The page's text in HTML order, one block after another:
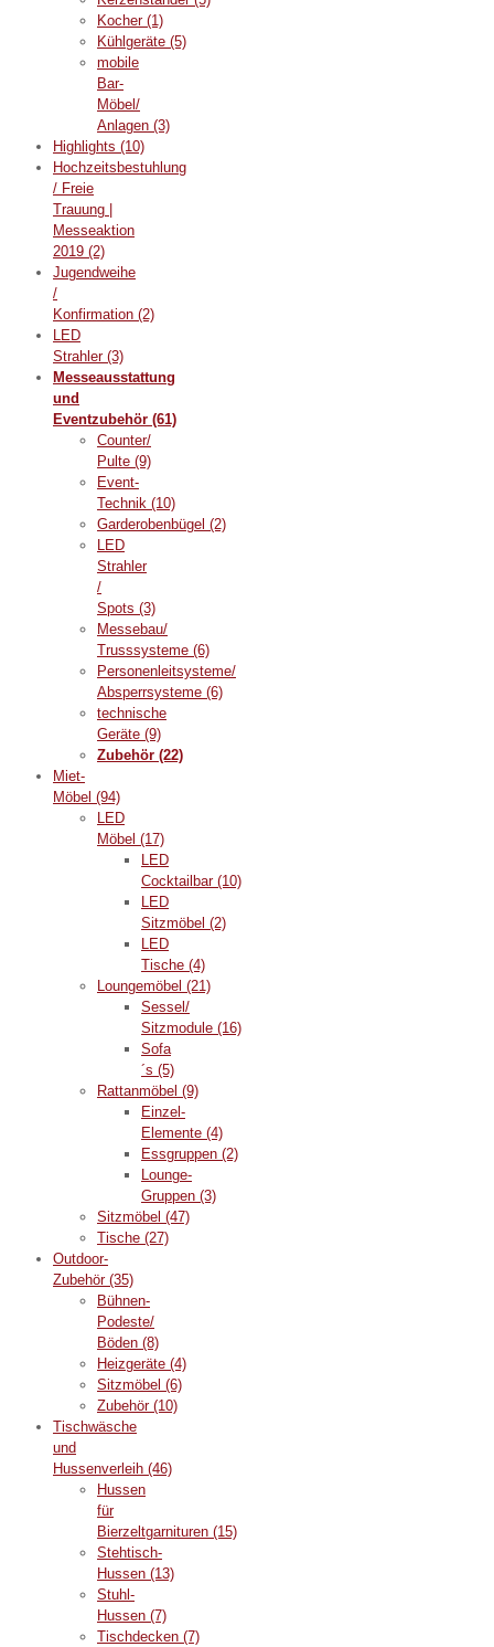
Kocher (1)
Kühlgeräte (5)
mobile
Bar-
Möbel/
Anlagen (3)
Highlights (10)
Hochzeitsbestuhlung
/ Freie
Trauung |
Messeaktion
2019 (2)
Jugendweihe
/
Konfirmation (2)
LED
Strahler (3)
Messeausstattung
und
Eventzubehör (61)
Counter/
Pulte (9)
Event-
Technik (10)
Garderobenbügel (2)
LED
Strahler
/
Spots (3)
Messebau/
Trusssysteme (6)
Personenleitsysteme/
Absperrsysteme (6)
technische
Geräte (9)
Zubehör (22)
Miet-
Möbel (94)
LED
Möbel (17)
LED
Cocktailbar (10)
LED
Sitzmöbel (2)
LED
Tische (4)
Loungemöbel (21)
Sessel/
Sitzmodule (16)
Sofa
´s (5)
Rattanmöbel (9)
Einzel-
Elemente (4)
Essgruppen (2)
Lounge-
Gruppen (3)
Sitzmöbel (47)
Tische (27)
Outdoor-
Zubehör (35)
Bühnen-
Podeste/
Böden (8)
Heizgeräte (4)
Sitzmöbel (6)
Zubehör (10)
Tischwäsche
und
Hussenverleih (46)
Hussen
für
Bierzeltgarnituren (15)
Stehtisch-
Hussen (13)
Stuhl-
Hussen (7)
Tischdecken (7)